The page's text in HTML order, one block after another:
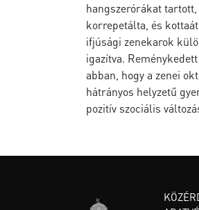
hangszerórákat
korrepetálta, és
ifjúsági zenekarok
igazítva.
abban, hogy a zenei
hátrányos helyzetű
pozitív szociális